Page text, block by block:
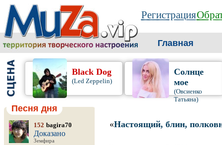
Регистрация
Главная
Black Dog
(Led Zeppelin)
Солнце
мое
(Овсиенко
Татьяна)
Песня дня
152 bagira70
Доказано
Земфира
«Настоящий, блин,